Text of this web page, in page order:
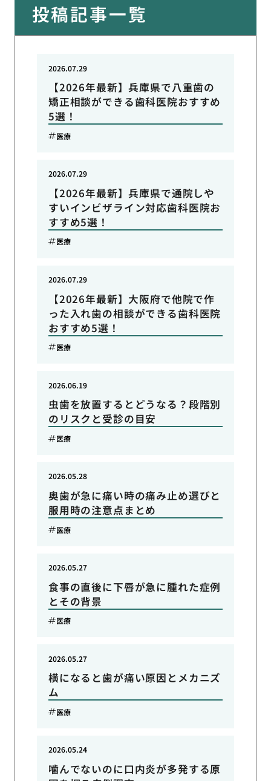
投稿記事一覧
【2026年最新】兵庫県で八重歯の
矯正相談ができる歯科医院おすすめ
5選！
2026.07.29
医療
【2026年最新】兵庫県で通院しや
すいインビザライン対応歯科医院お
すすめ5選！
2026.07.29
医療
【2026年最新】大阪府で他院で作
った入れ歯の相談ができる歯科医院
おすすめ5選！
2026.07.29
医療
虫歯を放置するとどうなる？段階別
のリスクと受診の目安
2026.06.19
医療
奥歯が急に痛い時の痛み止め選びと
服用時の注意点まとめ
2026.05.28
医療
食事の直後に下唇が急に腫れた症例
とその背景
2026.05.27
医療
横になると歯が痛い原因とメカニズ
ム
2026.05.27
医療
噛んでないのに口内炎が多発する原
2026.05.24